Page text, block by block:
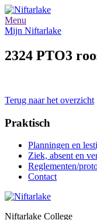
Menu
Mijn Niftarlake
2324 PTO3
Terug naar het overzicht
Praktisch
Planningen en
Ziek, absent en
Reglementen/
Contact
Niftarlake College